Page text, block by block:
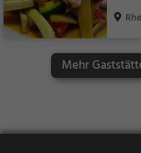
Mehr